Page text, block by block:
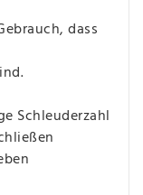
dass
Schleuderzahl